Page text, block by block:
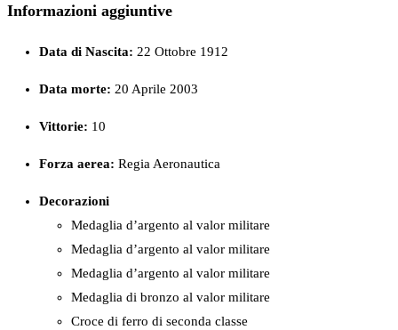
Informazioni aggiuntive
Data di Nascita: 22 Ottobre 1912
Data morte: 20 Aprile 2003
Vittorie: 10
Forza aerea: Regia Aeronautica
Decorazioni
Medaglia d’argento al valor militare
Medaglia d’argento al valor militare
Medaglia d’argento al valor militare
Medaglia di bronzo al valor militare
Croce di ferro di seconda classe